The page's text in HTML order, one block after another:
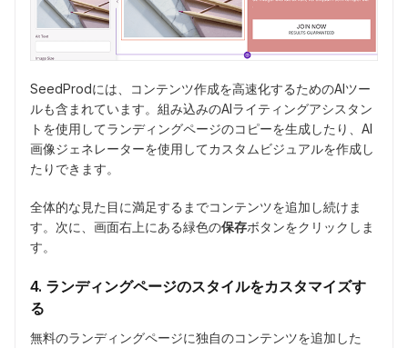
SeedProdには、コンテンツ作成を高速化するためのAIツー
ルも含まれています。組み込みのAIライティングアシスタン
トを使用してランディングページのコピーを生成したり、AI
画像ジェネレーターを使用してカスタムビジュアルを作成し
たりできます。
全体的な見た目に満足するまでコンテンツを追加し続けま
す。次に、画面右上にある緑色の保存ボタンをクリックしま
す。
4. ランディングページのスタイルをカスタマイズす
る
無料のランディングページに独自のコンテンツを追加した